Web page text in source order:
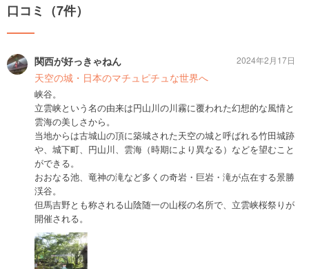
口コミ（7件）
関西が好っきゃねん
天空の城・日本のマチュピチュな世界へ
峡谷。
立雲峡という名の由来は円山川の川霧に覆われた幻想的な風情と
雲海の美しさから。
当地からは古城山の頂に築城された天空の城と呼ばれる竹田城跡
や、城下町、円山川、雲海（時期により異なる）などを望むこと
ができる。
おおなる池、竜神の滝など多くの奇岩・巨岩・滝が点在する景勝
渓谷。
但馬吉野とも称される山陰随一の山桜の名所で、立雲峡桜祭りが
開催される。
2024年2月17日